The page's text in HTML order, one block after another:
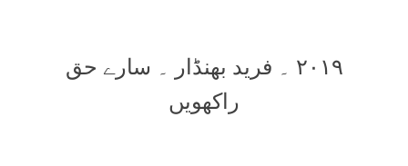
۲۰۱۹ ۔ فرید بھنڈار ۔ سارے حق
راکھویں